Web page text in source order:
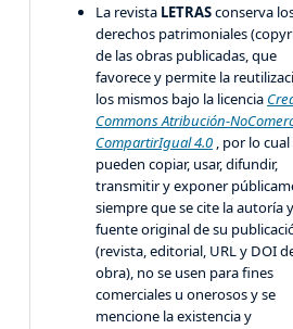
La revista LETRASconserva
derechos patrimoniales
de las obras publicadas, que
favorece y permite la
los mismos bajo la licencia
Commons Atribución-
CompartirIgual 4.0 , por lo cual
pueden copiar, usar, difundir,
transmitir y exponer
siempre que se cite la autoría y
fuente original de su
(revista, editorial, URL y DOI
obra), no se usen para fines
comerciales u onerosos y se
mencione la existencia y